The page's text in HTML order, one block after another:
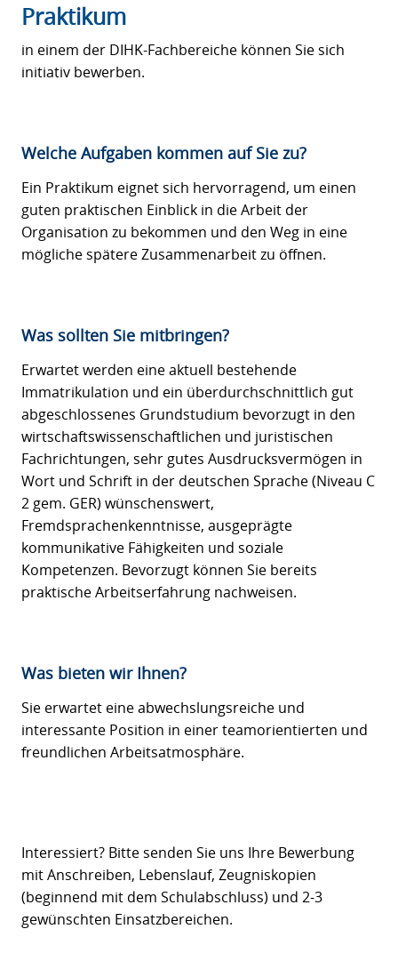
Praktikum
in einem der DIHK-Fachbereiche können Sie sich
initiativ bewerben.
Welche Aufgaben kommen auf Sie zu?
Ein Praktikum eignet sich hervorragend, um einen
guten praktischen Einblick in die Arbeit der
Organisation zu bekommen und den Weg in eine
mögliche spätere Zusammenarbeit zu öffnen.
Was sollten Sie mitbringen?
Erwartet werden eine aktuell bestehende
Immatrikulation und ein überdurchschnittlich gut
abgeschlossenes Grundstudium bevorzugt in den
wirtschaftswissenschaftlichen und juristischen
Fachrichtungen, sehr gutes Ausdrucksvermögen in
Wort und Schrift in der deutschen Sprache (Niveau C
2 gem. GER) wünschenswert,
Fremdsprachenkenntnisse, ausgeprägte
kommunikative Fähigkeiten und soziale
Kompetenzen. Bevorzugt können Sie bereits
praktische Arbeitserfahrung nachweisen.
Was bieten wir Ihnen?
Sie erwartet eine abwechslungsreiche und
interessante Position in einer teamorientierten und
freundlichen Arbeitsatmosphäre.
Interessiert? Bitte senden Sie uns Ihre Bewerbung
mit Anschreiben, Lebenslauf, Zeugniskopien
(beginnend mit dem Schulabschluss) und 2-3
gewünschten Einsatzbereichen.